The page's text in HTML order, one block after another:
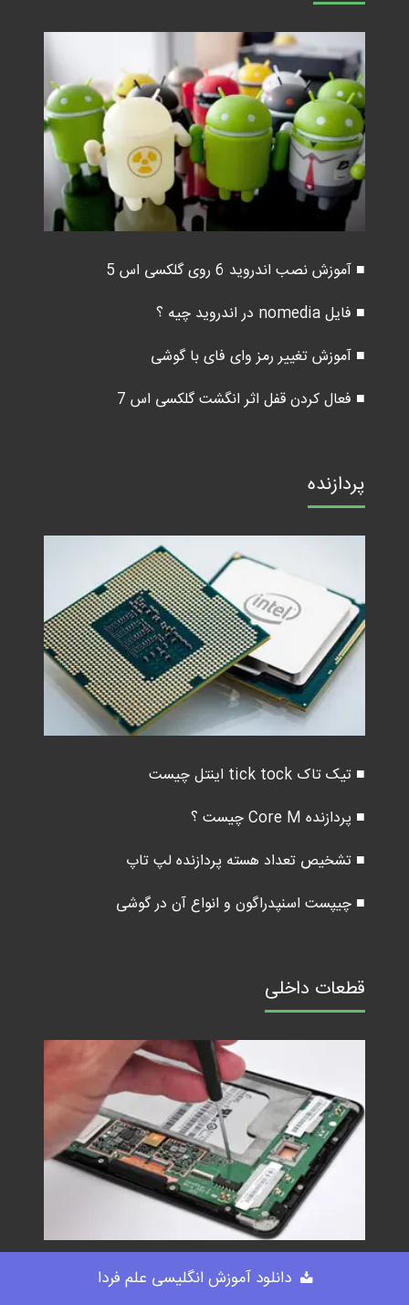
■ آموزش نصب اندروید 6 روی گلکسی اس 5
■ فایل nomedia در اندروید چیه ؟
■ آموزش تغییر رمز وای فای با گوشی
■ فعال کردن قفل اثر انگشت گلکسی اس 7
پردازنده
■ تیک تاک tick tock اینتل چیست
■ پردازنده Core M چیست ؟
■ تشخیص تعداد هسته پردازنده لپ تاپ
■ چیپست اسنپدراگون و انواع آن در گوشی
قطعات داخلی
■ قطعات داخلی هارد درایو HDD
دانلود آموزش انگلیسی علم فردا